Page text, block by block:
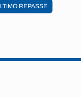
REPASSE